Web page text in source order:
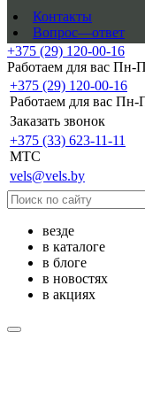
Контакты
Вопрос—ответ
+375 (29) 120-00-16
Работаем для вас Пн-
+375 (29) 120-00-16
Работаем для вас Пн-
Заказать звонок
+375 (33) 623-11-11
MTC
vels@vels.by
везде
в каталоге
в блоге
в новостях
в акциях